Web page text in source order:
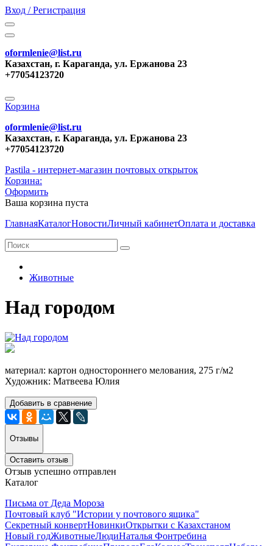
Вход / Регистрация
oformlenie@list.ru
Казахстан, г. Караганда, ул. Ержанова 23
+77054123720
Корзина
oformlenie@list.ru
Казахстан, г. Караганда, ул. Ержанова 23
+77054123720
Pastila - интернет-магазин почтовых открыток
Корзина:
Оформить
Ваша корзина пуста
ГлавнаяКаталогНовостиЛичный кабинетОплата и доставка
Животные
Над городом
материал: картон одностороннего мелования, 275 г/м2
Художник: Матвеева Юлия
Добавить в сравнение
Отзывы
Оставить отзыв
Отзыв успешно отправлен
Каталог
Письма от Деда Мороза
Почтовый клуб "Истории у почтового ящика"
Секретный конвертНовинкиОткрытки с Казахстаном
Новый годЖивотныеЛюдиНаталья Фонтребина